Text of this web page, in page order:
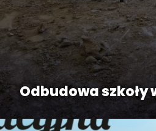
Odbudowa szkoły